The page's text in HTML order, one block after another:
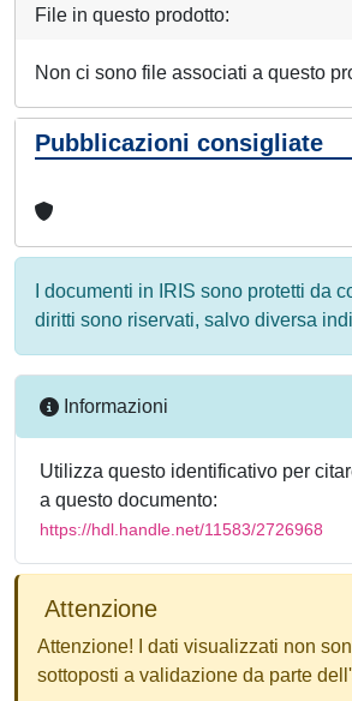
File in questo prodotto:
Non ci sono file associati a questo
Pubblicazioni consigliate
I documenti in IRIS sono protetti da
diritti sono riservati, salvo diversa
Informazioni
Utilizza questo identificativo per
a questo documento:
https://hdl.handle.net/11583/2726968
Attenzione
Attenzione! I dati visualizzati non
sottoposti a validazione da parte